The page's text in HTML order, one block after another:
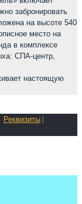
забронировать
на высоте 540
место на
в комплексе
СПА-центр,
настоящую
Реквизиты